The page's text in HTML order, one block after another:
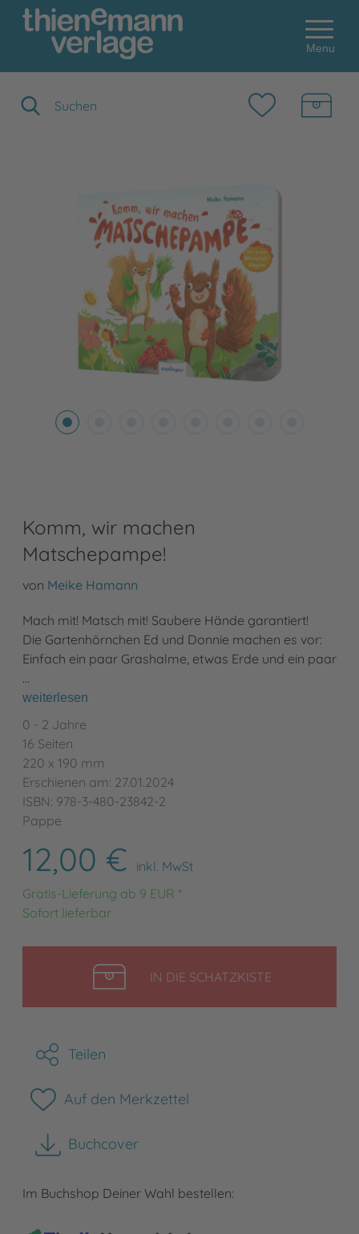
Menu
Komm, wir machen
Matschepampe!
von Meike Hamann
Mach mit! Matsch mit! Saubere Hände garantiert!
Die Gartenhörnchen Ed und Donnie machen es vor:
Einfach ein paar Grashalme, etwas Erde und ein paar
…
weiterlesen
0 - 2 Jahre
16 Seiten
220 x 190 mm
Erschienen am: 27.01.2024
ISBN: 978-3-480-23842-2
Pappe
12,00 €
inkl. MwSt
Gratis-Lieferung ab 9 EUR *
Sofort lieferbar
IN DIE SCHATZKISTELEGEN
Teilen
Auf den Merkzettel
Buchcover
herunterladen
Im Buchshop Deiner Wahl bestellen: